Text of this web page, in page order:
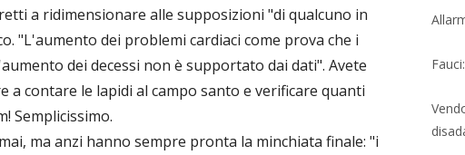
a ridimensionare alle supposizioni "di qualcuno in
"L'aumento dei problemi cardiaci come prova che i
dei decessi non è supportato dai dati". Avete
a contare le lapidi al campo santo e verificare quanti
Semplicissimo.
ma anzi hanno sempre pronta la minchiata finale: "i